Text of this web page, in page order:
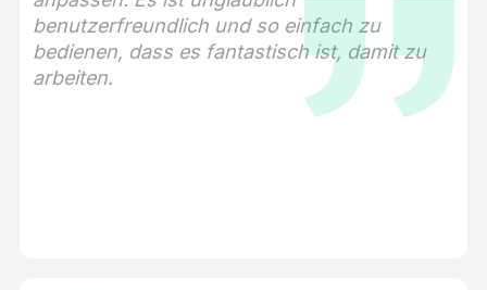
benutzerfreundlich und so einfach zu
bedienen, dass es fantastisch ist, damit zu
arbeiten.